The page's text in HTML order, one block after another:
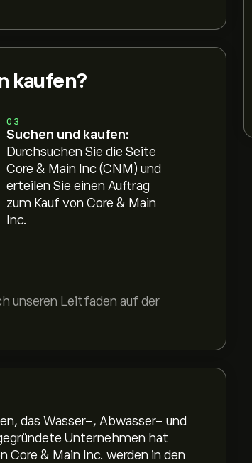
kaufen?
03
Suchen und kaufen:
Durchsuchen Sie die Seite
Core & Main Inc (CNM) und
erteilen Sie einen Auftrag
zum Kauf von Core & Main
Inc.
unseren Leitfaden auf der
das Wasser-, Abwasser- und
Unternehmen hat
Core & Main Inc. werden in den